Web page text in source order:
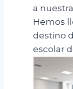
a
Hemos
destino
escolar